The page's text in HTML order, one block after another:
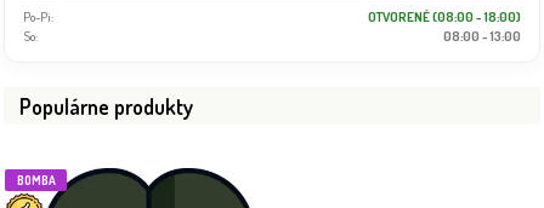
Po-Pi:
OTVORENÉ (08:00 - 18:00)
So:
08:00 - 13:00
Populárne produkty
BOMBA